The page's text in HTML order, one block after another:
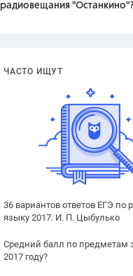
радиовещания "Останкино"?
ЧАСТО ИЩУТ
36 вариантов ответов ЕГЭ по
языку 2017. И. П. Цыбулько
Средний балл по предметам
2017 году?